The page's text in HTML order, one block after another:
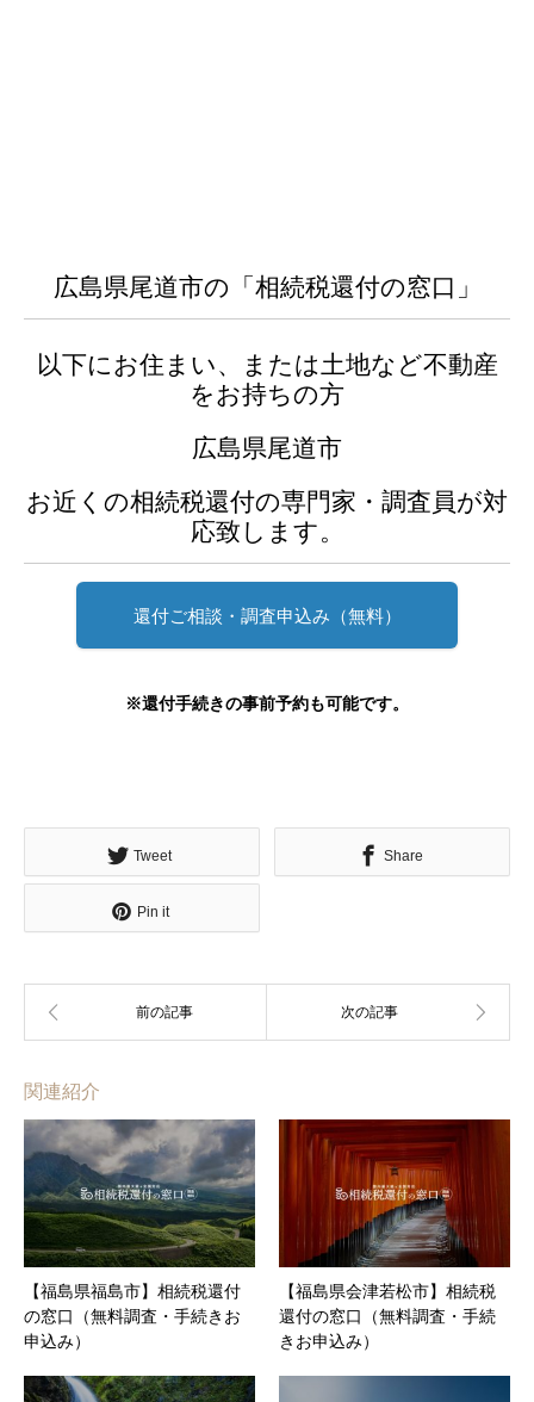
広島県尾道市の「相続税還付の窓口」
以下にお住まい、または土地など不動産
をお持ちの方
広島県尾道市
お近くの相続税還付の専門家・調査員が対
応致します。
還付ご相談・調査申込み（無料）
※還付手続きの事前予約も可能です。
Tweet Share
Pin it
関連紹介
【福島県福島市】相続税還付
の窓口（無料調査・手続きお
申込み）
【福島県会津若松市】相続税
還付の窓口（無料調査・手続
きお申込み）